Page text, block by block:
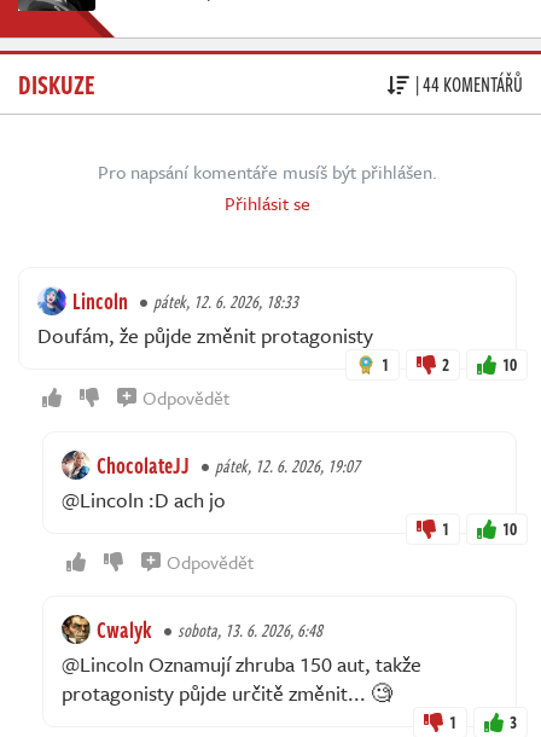
DISKUZE | 44 KOMENTÁŘŮ
Pro napsání komentáře musíš být přihlášen.
Přihlásit se
Lincoln pátek, 12. 6. 2026, 18:33
Doufám, že půjde změnit protagonisty
1 2 10
Odpovědět
ChocolateJJ pátek, 12. 6. 2026, 19:07
@Lincoln :D ach jo
1 10
Odpovědět
Cwalyk sobota, 13. 6. 2026, 6:48
@Lincoln Oznamují zhruba 150 aut, takže
protagonisty půjde určitě změnit... 🧐
1 3